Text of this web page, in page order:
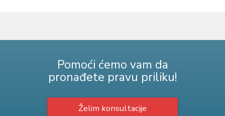
Pomoći ćemo vam da
pronađete pravu priliku!
Želim konsultacije